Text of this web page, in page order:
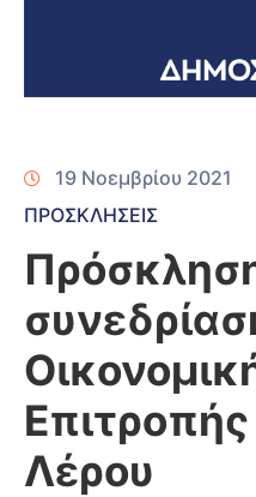
19 Νοεμβρίου 2021
ΠΡΟΣΚΛΗΣΕΙΣ
Λέρου